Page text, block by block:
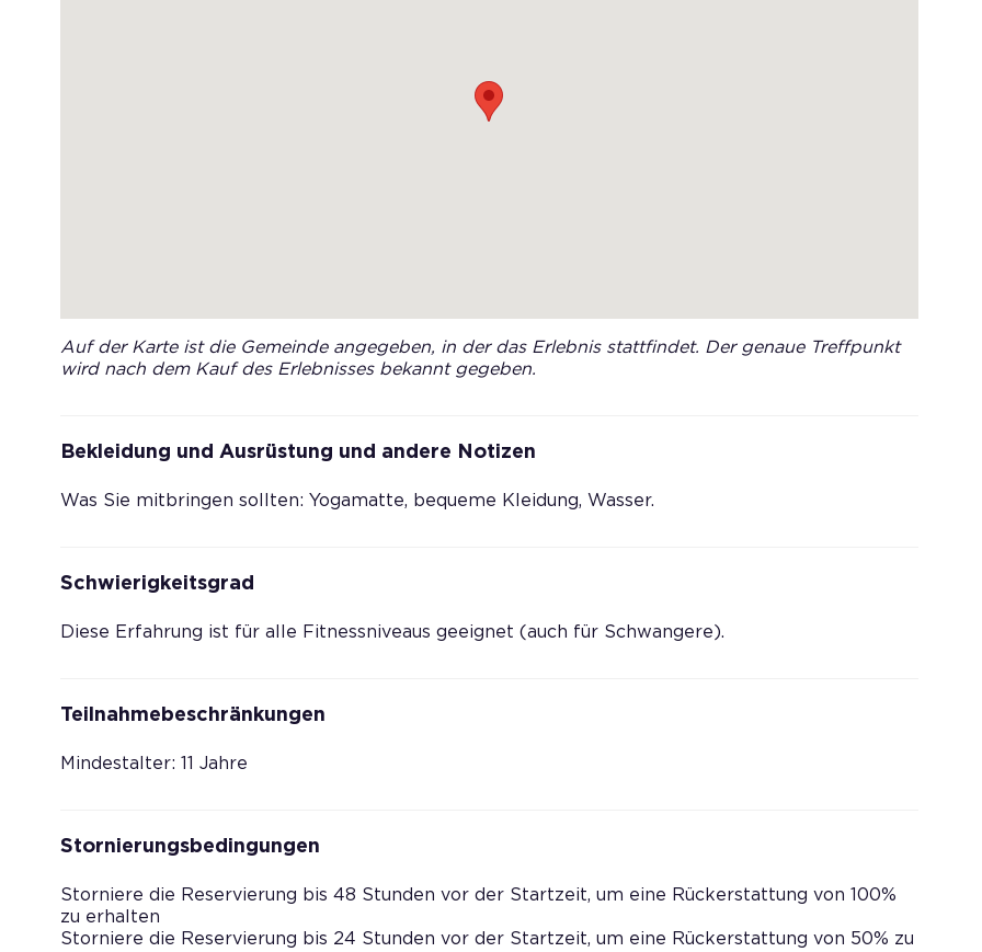
Auf der Karte ist die Gemeinde angegeben, in der das Erlebnis stattfindet. Der genaue Treffpunkt
wird nach dem Kauf des Erlebnisses bekannt gegeben.
Bekleidung und Ausrüstung und andere Notizen
Was Sie mitbringen sollten: Yogamatte, bequeme Kleidung, Wasser.
Schwierigkeitsgrad
Diese Erfahrung ist für alle Fitnessniveaus geeignet (auch für Schwangere).
Teilnahmebeschränkungen
Mindestalter: 11 Jahre
Stornierungsbedingungen
Storniere die Reservierung bis 48 Stunden vor der Startzeit, um eine Rückerstattung von 100%
zu erhalten
Storniere die Reservierung bis 24 Stunden vor der Startzeit, um eine Rückerstattung von 50% zu